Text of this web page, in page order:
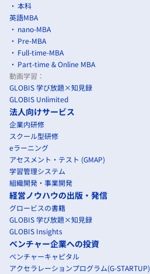
本科
英語MBA
nano-MBA
Pre-MBA
Full-time-MBA
Part-time & Online MBA
動画学習：
GLOBIS 学び放題×知見録
GLOBIS Unlimited
法人向けサービス
企業内研修
スクール型研修
eラーニング
アセスメント・テスト (GMAP)
学習管理システム
組織開発・事業開発
経営ノウハウの出版・発信
グロービスの書籍
GLOBIS 学び放題×知見録
GLOBIS Insights
ベンチャー企業への投資
ベンチャーキャピタル
アクセラレーションプログラム(G-STARTUP)